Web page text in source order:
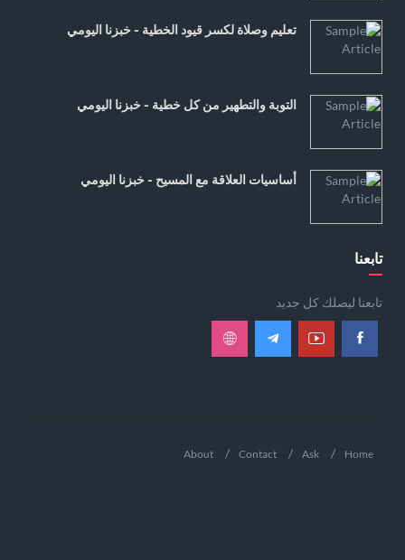
تعليم وصلاة لكسر قيود الخطية - خبزنا اليومي
التوبة والتطهير من كل خطية - خبزنا اليومي
أساسيات العلاقة مع المسيح - خبزنا اليومي
تابعنا
تابعنا ليصلك كل جديد
Home
Ask
Contact
About